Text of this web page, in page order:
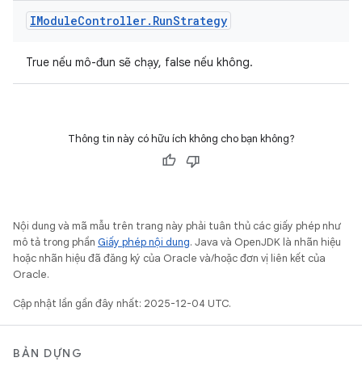
IModuleController. RunStrategy
True nếu mô-đun sẽ chạy, false nếu không.
Thông tin này có hữu ích không cho bạn không?
Nội dung và mã mẫu trên trang này phải tuân thủ các giấy phép như
mô tả trong phần Giấy phép nội dung. Java và OpenJDK là nhãn hiệu
hoặc nhãn hiệu đã đăng ký của Oracle và/hoặc đơn vị liên kết của
Oracle.
Cập nhật lần gần đây nhất: 2025-12-04 UTC.
BẢN DỰNG